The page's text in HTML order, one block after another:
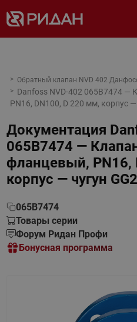
Обратный клапан NVD 402
Danfoss NVD-402 065B7474 —
PN16, DN100, D 220 мм, корпус —
Документация
065B7474 —
фланцевый, PN16,
корпус — чугун
065B7474
Товары серии
Форум Ридан Профи
Бонусная программа